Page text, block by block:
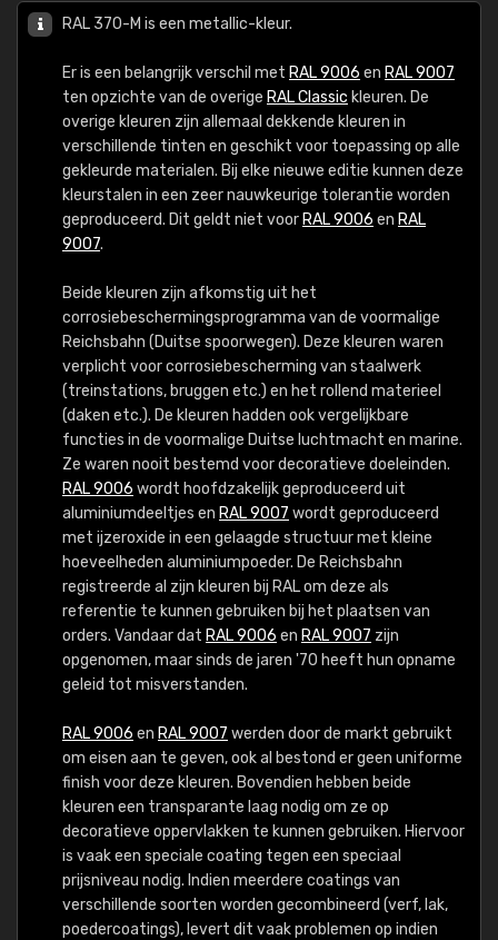
RAL 370-M is een metallic-kleur.
Er is een belangrijk verschil met RAL 9006 en RAL 9007
ten opzichte van de overige RAL Classic kleuren. De
overige kleuren zijn allemaal dekkende kleuren in
verschillende tinten en geschikt voor toepassing op alle
gekleurde materialen. Bij elke nieuwe editie kunnen deze
kleurstalen in een zeer nauwkeurige tolerantie worden
geproduceerd. Dit geldt niet voor RAL 9006 en RAL
9007.
Beide kleuren zijn afkomstig uit het
corrosiebeschermingsprogramma van de voormalige
Reichsbahn (Duitse spoorwegen). Deze kleuren waren
verplicht voor corrosiebescherming van staalwerk
(treinstations, bruggen etc.) en het rollend materieel
(daken etc.). De kleuren hadden ook vergelijkbare
functies in de voormalige Duitse luchtmacht en marine.
Ze waren nooit bestemd voor decoratieve doeleinden.
RAL 9006 wordt hoofdzakelijk geproduceerd uit
aluminiumdeeltjes en RAL 9007 wordt geproduceerd
met ijzeroxide in een gelaagde structuur met kleine
hoeveelheden aluminiumpoeder. De Reichsbahn
registreerde al zijn kleuren bij RAL om deze als
referentie te kunnen gebruiken bij het plaatsen van
orders. Vandaar dat RAL 9006 en RAL 9007 zijn
opgenomen, maar sinds de jaren '70 heeft hun opname
geleid tot misverstanden.
RAL 9006 en RAL 9007 werden door de markt gebruikt
om eisen aan te geven, ook al bestond er geen uniforme
finish voor deze kleuren. Bovendien hebben beide
kleuren een transparante laag nodig om ze op
decoratieve oppervlakken te kunnen gebruiken. Hiervoor
is vaak een speciale coating tegen een speciaal
prijsniveau nodig. Indien meerdere coatings van
verschillende soorten worden gecombineerd (verf, lak,
poedercoatings), levert dit vaak problemen op indien